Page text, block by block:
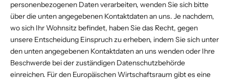
personenbezogenen Daten verarbeiten, wenden Sie sich bitte
über die unten angegebenen Kontaktdaten an uns. Je nachdem,
wo sich Ihr Wohnsitz befindet, haben Sie das Recht, gegen
unsere Entscheidung Einspruch zu erheben, indem Sie sich unter
den unten angegebenen Kontaktdaten an uns wenden oder Ihre
Beschwerde bei der zuständigen Datenschutzbehörde
einreichen. Für den Europäischen Wirtschaftsraum gibt es eine